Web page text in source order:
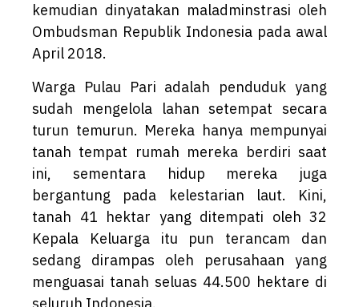
kemudian dinyatakan maladminstrasi oleh
Ombudsman Republik Indonesia pada awal
April 2018.
Warga Pulau Pari adalah penduduk yang
sudah mengelola lahan setempat secara
turun temurun. Mereka hanya mempunyai
tanah tempat rumah mereka berdiri saat
ini, sementara hidup mereka juga
bergantung pada kelestarian laut. Kini,
tanah 41 hektar yang ditempati oleh 32
Kepala Keluarga itu pun terancam dan
sedang dirampas oleh perusahaan yang
menguasai tanah seluas 44.500 hektare di
seluruh Indonesia.